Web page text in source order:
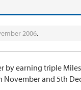
2006.
by earning triple
November and 5th